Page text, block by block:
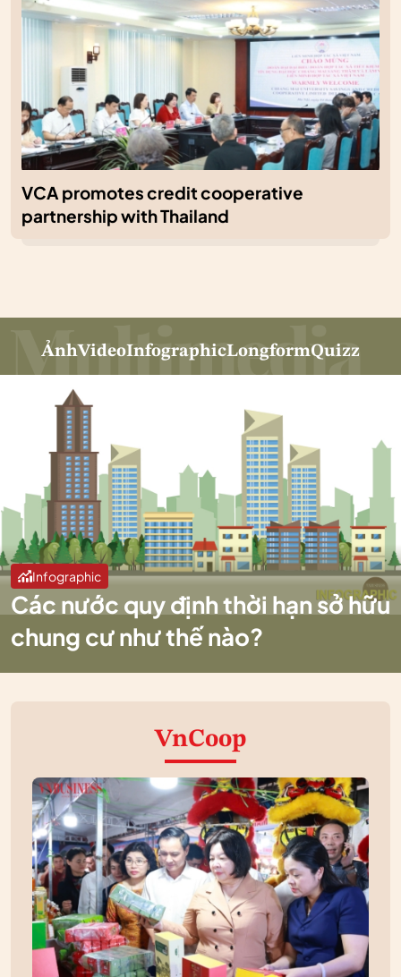
VCA promotes credit cooperative
partnership with Thailand
ẢnhVideoInfographicLongformQuizz
Infographic
Các nước quy định thời hạn sở hữu
chung cư như thế nào?
VnCoop